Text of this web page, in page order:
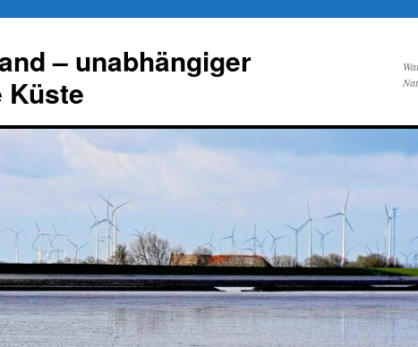
– unabhängiger
Küste